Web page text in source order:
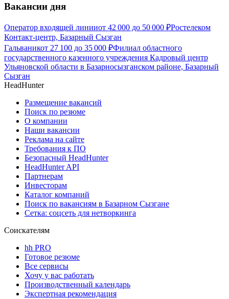
Вакансии дня
Оператор входящей линииот 42 000 до 50 000 ₽Ростелеком
Контакт-центр, Базарный Сызган
Гальваникот 27 100 до 35 000 ₽Филиал областного
государственного казенного учреждения Кадровый центр
Ульяновской области в Базарносызганском районе, Базарный
Сызган
HeadHunter
Размещение вакансий
Поиск по резюме
О компании
Наши вакансии
Реклама на сайте
Требования к ПО
Безопасный HeadHunter
HeadHunter API
Партнерам
Инвесторам
Каталог компаний
Поиск по вакансиям в Базарном Сызгане
Сетка: соцсеть для нетворкинга
Соискателям
hh PRO
Готовое резюме
Все сервисы
Хочу у вас работать
Производственный календарь
Экспертная рекомендация